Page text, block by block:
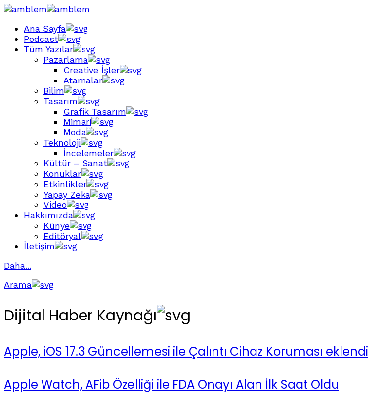
Ana Sayfa
Podcast
Tüm Yazılar
Pazarlama
Creative İşler
Atamalar
Bilim
Tasarım
Grafik Tasarım
Mimari
Moda
Teknoloji
İncelemeler
Kültür – Sanat
Konuklar
Etkinlikler
Yapay Zeka
Video
Hakkımızda
Künye
Editöryal
İletişim
Daha...
Arama
Dijital Haber Kaynağı
Apple, iOS 17.3 Güncellemesi ile Çalıntı Cihaz Koruması eklendi
Apple Watch, AFib Özelliği ile FDA Onayı Alan İlk Saat Oldu